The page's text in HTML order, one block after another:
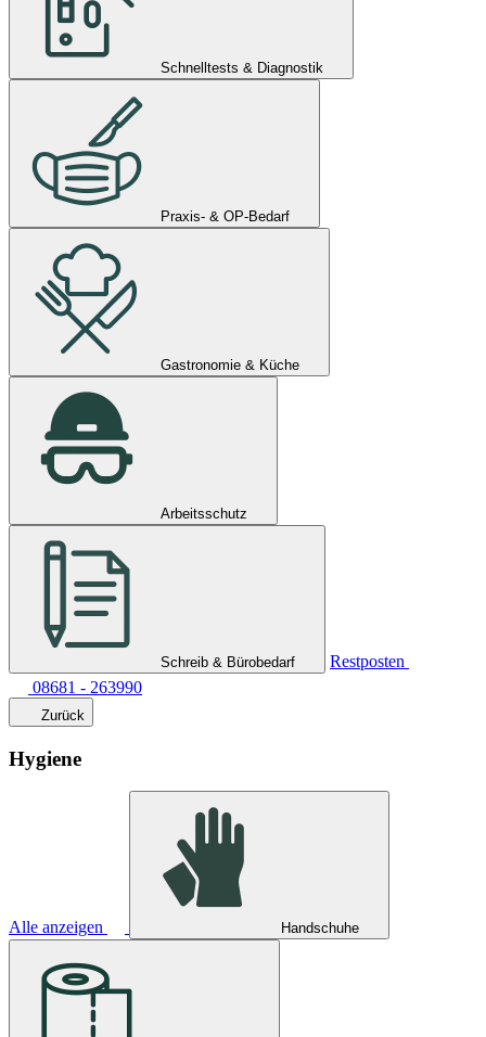
Schnelltests & Diagnostik
Praxis- & OP-Bedarf
Gastronomie & Küche
Arbeitsschutz
Schreib & Bürobedarf
Restposten
08681 - 263990
Zurück
Hygiene
Alle anzeigen Handschuhe